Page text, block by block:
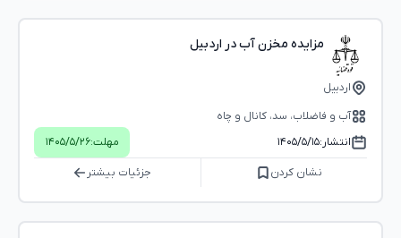
مزایده مخزن آب در اردبیل
اردبیل
آب و فاضلاب، سد، کانال و چاه
انتشار:۱۴۰۵/۵/۱۵ مهلت:۱۴۰۵/۵/۲۶
نشان کردن جزئیات بیشتر